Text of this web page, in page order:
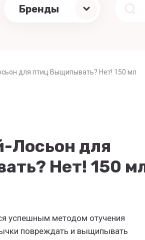
Бренды
для птиц Выщипывать? Нет! 150 мл
Лосьон для
Нет! 150
успешным методом отучения
повреждать и выщипывать